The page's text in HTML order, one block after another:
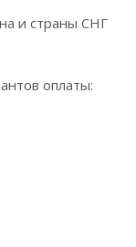
и страны СНГ
оплаты: